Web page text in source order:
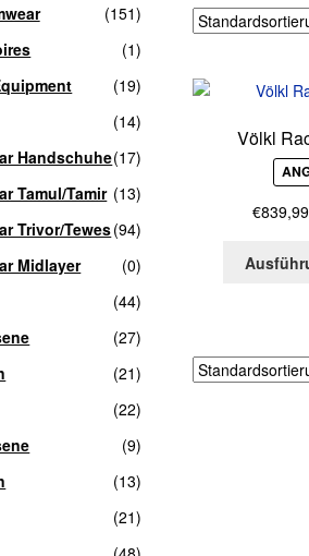
Völkl
€839,99
(151)
(1)
(19)
(14)
Handschuhe(17)
Tamul/Tamir (13)
Trivor/Tewes(94)
Midlayer
(0)
(44)
(27)
(21)
(22)
(9)
(13)
(21)